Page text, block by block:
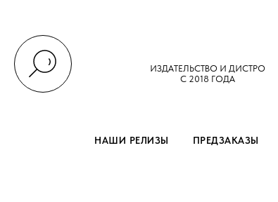
ИЗДАТЕЛЬСТВО И ДИСТРО
С 2018 ГОДА
НАШИ РЕЛИЗЫ ПРЕДЗАКАЗЫ